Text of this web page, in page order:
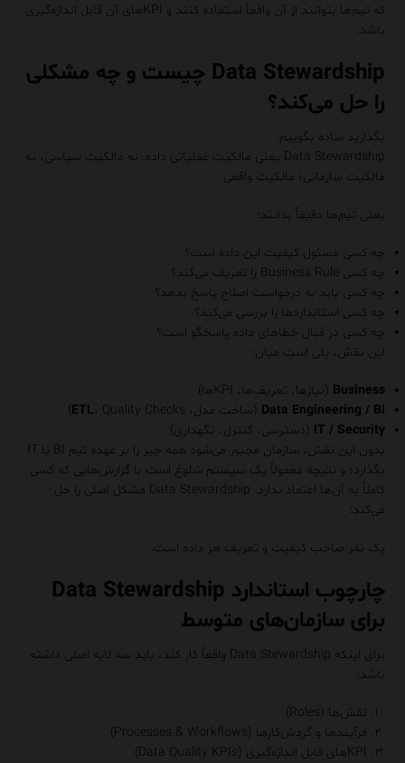
که تیم‌ها بتوانند از آن واقعاً استفاده کنند و KPIهای آن قابل اندازه‌گیری
باشد.
Data Stewardship چیست و چه مشکلی
را حل می‌کند؟
بگذارید ساده بگوییم:
Data Stewardship یعنی مالکیت عملیاتی داده. نه مالکیت سیاسی، نه
مالکیت سازمانی؛ مالکیت واقعی.
یعنی تیم‌ها دقیقاً بدانند:
چه کسی مسئول کیفیت این داده است؟
چه کسی Business Rule را تعریف می‌کند؟
چه کسی باید به درخواست اصلاح پاسخ بدهد؟
چه کسی استانداردها را بررسی می‌کند؟
چه کسی در قبال خطاهای داده پاسخگو است؟
این نقش، پلی است میان:
Business (نیازها، تعریف‌ها، KPIها)
Data Engineering / BI (ساخت مدل، ETL، Quality Checks)
IT / Security (دسترسی، کنترل، نگهداری)
بدون این نقش، سازمان مجبور می‌شود همه چیز را بر عهده تیم BI یا IT
بگذارد؛ و نتیجه معمولاً یک سیستم شلوغ است با گزارش‌هایی که کسی
کاملاً به آن‌ها اعتماد ندارد. Data Stewardship مشکل اصلی را حل
می‌کند:
یک نفر صاحب کیفیت و تعریف هر داده است.
چارچوب استاندارد Data Stewardship
برای سازمان‌های متوسط
برای اینکه Data Stewardship واقعاً کار کند، باید سه لایه اصلی داشته
باشد:
نقش‌ها (Roles)
فرآیندها و گردش‌کارها (Processes & Workflows)
KPIهای قابل اندازه‌گیری (Data Quality KPIs)